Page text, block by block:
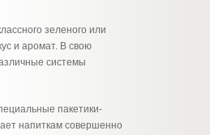
зеленого или
и аромат. В свою
системы
пакетики-
напиткам совершенно